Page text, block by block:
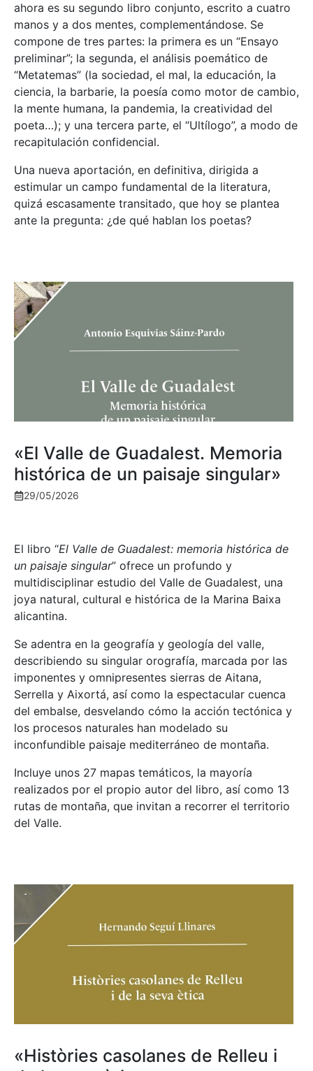
ahora es su segundo libro conjunto, escrito a cuatro
manos y a dos mentes, complementándose. Se
compone de tres partes: la primera es un “Ensayo
preliminar”; la segunda, el análisis poemático de
“Metatemas” (la sociedad, el mal, la educación, la
ciencia, la barbarie, la poesía como motor de cambio,
la mente humana, la pandemia, la creatividad del
poeta…); y una tercera parte, el “Ultílogo”, a modo de
recapitulación confidencial.
Una nueva aportación, en definitiva, dirigida a
estimular un campo fundamental de la literatura,
quizá escasamente transitado, que hoy se plantea
ante la pregunta: ¿de qué hablan los poetas?
«El Valle de Guadalest. Memoria
histórica de un paisaje singular»
29/05/2026
El libro “El Valle de Guadalest: memoria histórica de
un paisaje singular” ofrece un profundo y
multidisciplinar estudio del Valle de Guadalest, una
joya natural, cultural e histórica de la Marina Baixa
alicantina.
Se adentra en la geografía y geología del valle,
describiendo su singular orografía, marcada por las
imponentes y omnipresentes sierras de Aitana,
Serrella y Aixortá, así como la espectacular cuenca
del embalse, desvelando cómo la acción tectónica y
los procesos naturales han modelado su
inconfundible paisaje mediterráneo de montaña.
Incluye unos 27 mapas temáticos, la mayoría
realizados por el propio autor del libro, así como 13
rutas de montaña, que invitan a recorrer el territorio
del Valle.
«Històries casolanes de Relleu i